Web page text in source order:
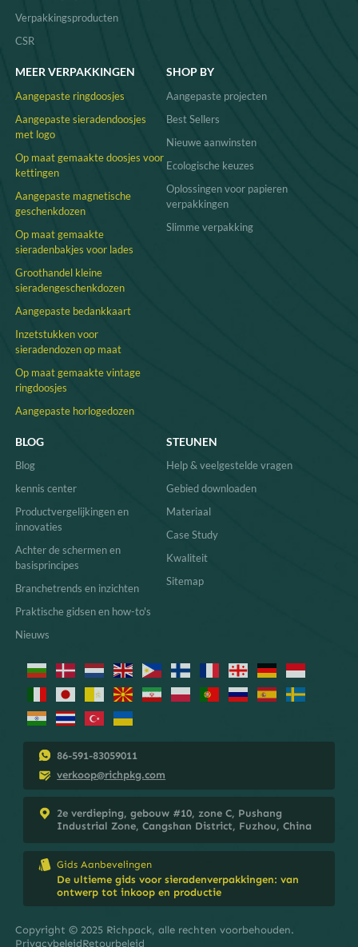
Verpakkingsproducten
CSR
MEER VERPAKKINGEN
Aangepaste ringdoosjes
Aangepaste sieradendoosjes
met logo
Op maat gemaakte doosjes voor
kettingen
Aangepaste magnetische
geschenkdozen
Op maat gemaakte
sieradenbakjes voor lades
Groothandel kleine
sieradengeschenkdozen
Aangepaste bedankkaart
Inzetstukken voor
sieradendozen op maat
Op maat gemaakte vintage
ringdoosjes
Aangepaste horlogedozen
SHOP BY
Aangepaste projecten
Best Sellers
Nieuwe aanwinsten
Ecologische keuzes
Oplossingen voor papieren
verpakkingen
Slimme verpakking
BLOG
Blog
kennis center
Productvergelijkingen en
innovaties
Achter de schermen en
basisprincipes
Branchetrends en inzichten
Praktische gidsen en how-to's
Nieuws
STEUNEN
Help & veelgestelde vragen
Gebied downloaden
Materiaal
Case Study
Kwaliteit
Sitemap
86-591-83059011
verkoop@richpkg.com
2e verdieping, gebouw #10, zone C, Pushang
Industrial Zone, Cangshan District, Fuzhou, China
Gids Aanbevelingen
De ultieme gids voor sieradenverpakkingen: van
ontwerp tot inkoop en productie
Copyright © 2025 Richpack, alle rechten voorbehouden.
PrivacybeleidRetourbeleid